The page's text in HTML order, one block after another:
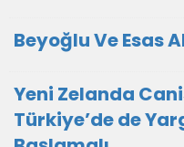
Beyoğlu Ve Esas
Yeni Zelanda
Türkiye’de de